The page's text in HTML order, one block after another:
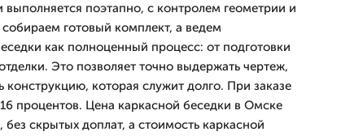
поэтапно, с контролем геометрии и
готовый комплект, а ведем
как полноценный процесс: от подготовки
Это позволяет точно выдержать чертеж,
конструкцию, которая служит долго. При заказе
процентов. Цена каркасной беседки в Омске
без скрытых доплат, а стоимость каркасной